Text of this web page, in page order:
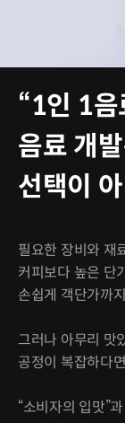
“1인 1음
음료 개
선택이
필요한 장비와 재
커피보다 높은 단
손쉽게 객단가까
그러나 아무리 맛
공정이 복잡하다
“소비자의 입맛”